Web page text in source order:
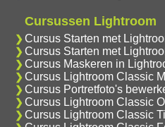
Cursussen Lightroom
Cursus Starten met
Cursus Starten met
Cursus Maskeren in
Cursus Lightroom Classic
Cursus Portretfoto's
Cursus Lightroom Classic
Cursus Lightroom Classic